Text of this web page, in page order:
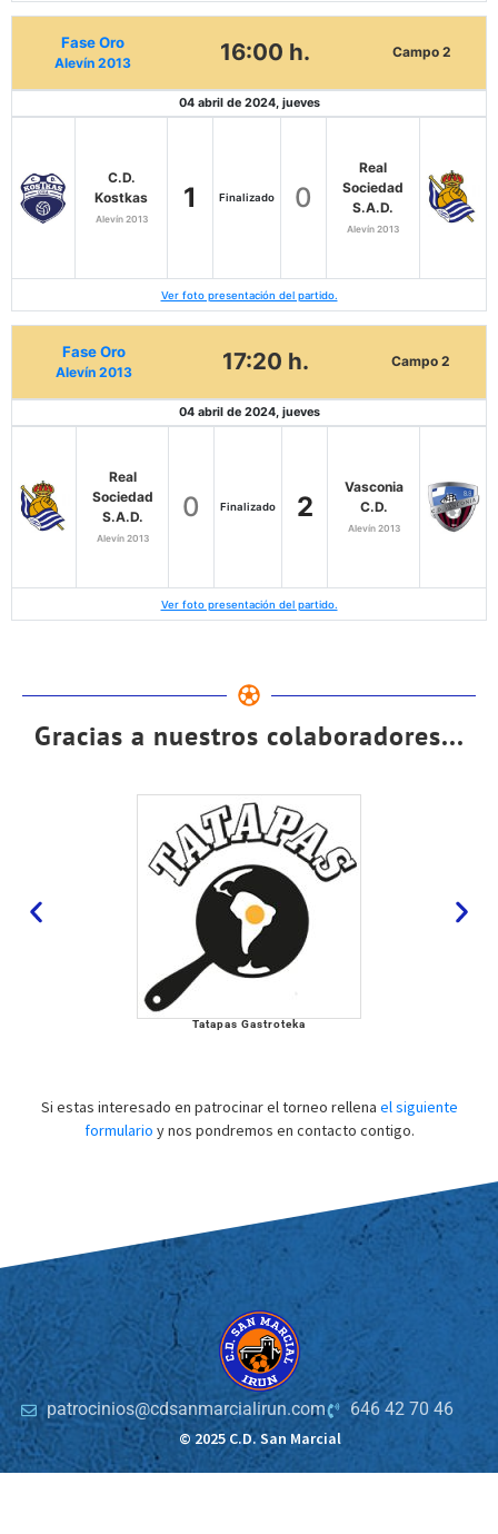
Fase Oro
Alevín 2013 16:00 h. Campo 2
04 abril de 2024, jueves
C.D.
Kostkas
Alevín 2013
1 Finalizado 0
Real
Sociedad
S.A.D.
Alevín 2013
Ver foto presentación del partido.
Fase Oro
Alevín 2013 17:20 h. Campo 2
04 abril de 2024, jueves
Real
Sociedad
S.A.D.
Alevín 2013
0 Finalizado 2
Vasconia
C.D.
Alevín 2013
Ver foto presentación del partido.
Gracias a nuestros colaboradores...
Tatapas Gastroteka
Si estas interesado en patrocinar el torneo rellena el siguiente
formulario y nos pondremos en contacto contigo.
patrocinios@cdsanmarcialirun.com
646 42 70 46
© 2025 C.D. San Marcial